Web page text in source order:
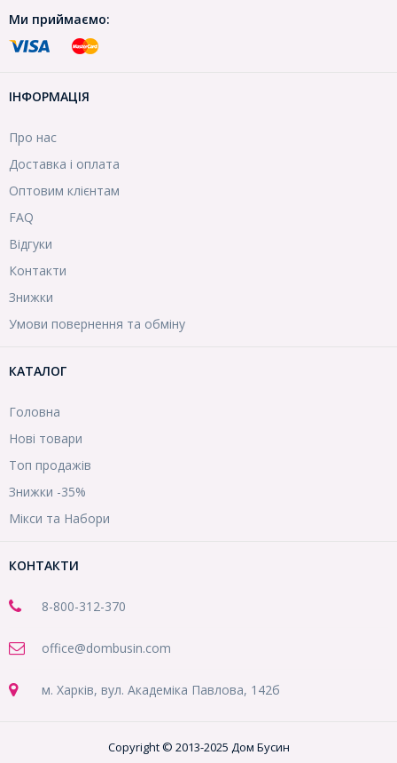
Ми приймаємо:
ІНФОРМАЦІЯ
Про нас
Доставка і оплата
Оптовим клієнтам
FAQ
Відгуки
Контакти
Знижки
Умови повернення та обміну
КАТАЛОГ
Головна
Нові товари
Топ продажів
Знижки -35%
Мікси та Набори
КОНТАКТИ
8-800-312-370
office@dombusin.com
м. Харків, вул. Академіка Павлова, 142б
Copyright © 2013-2025 Дом Бусин